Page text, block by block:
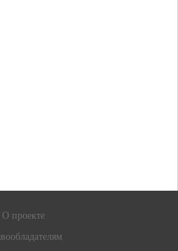
О проекте